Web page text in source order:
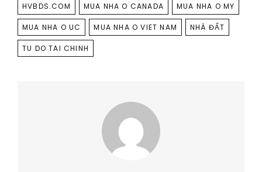
HVBDS.COM MUA NHA O CANADA MUA NHA O MY
MUA NHA O UC MUA NHA O VIET NAM NHÀ ĐẤT
TU DO TAI CHINH